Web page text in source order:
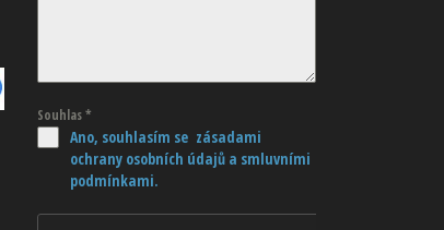
Souhlas*
Ano, souhlasím se zásadami
ochrany osobních údajů a smluvními
podmínkami.